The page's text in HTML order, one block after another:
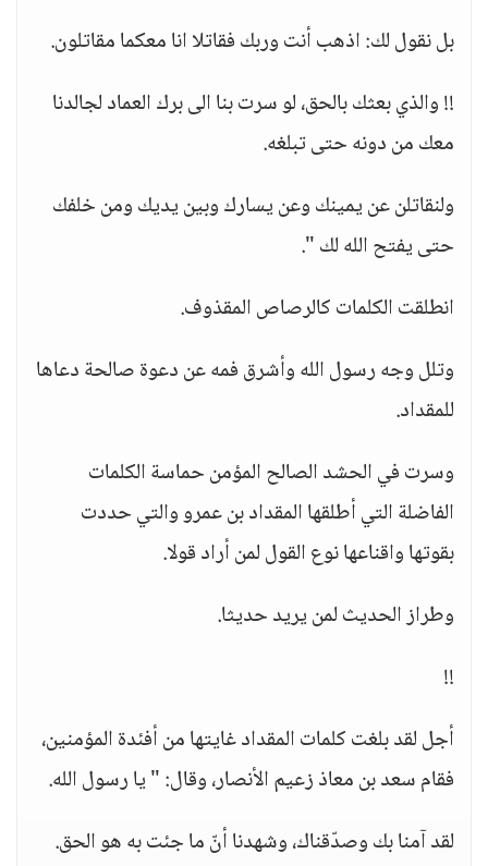
بل نقول لك: اذهب أنت وربك فقاتلا انا معكما مقاتلون.
!! والذي بعثك بالحق، لو سرت بنا الى برك العماد لجالدنا
معك من دونه حتى تبلغه.
ولنقاتلن عن يمينك وعن يسارك وبين يديك ومن خلفك
حتى يفتح الله لك ".
انطلقت الكلمات كالرصاص المقذوف.
وتلل وجه رسول الله وأشرق فمه عن دعوة صالحة دعاها
للمقداد.
وسرت في الحشد الصالح المؤمن حماسة الكلمات
الفاضلة التي أطلقها المقداد بن عمرو والتي حددت
بقوتها واقناعها نوع القول لمن أراد قولا.
وطراز الحديث لمن يريد حديثا.
!!
أجل لقد بلغت كلمات المقداد غايتها من أفئدة المؤمنين،
فقام سعد بن معاذ زعيم الأنصار، وقال: " يا رسول الله.
لقد آمنا بك وصدّقناك، وشهدنا أنّ ما جئت به هو الحق.